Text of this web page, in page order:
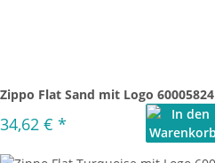
Zippo Flat Sand mit Logo 60005824
34,62 € *